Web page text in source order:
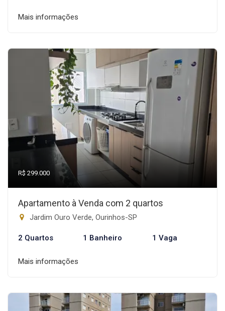
Mais informações
R$ 299.000
Apartamento à Venda com 2 quartos
Jardim Ouro Verde, Ourinhos-SP
2 Quartos 1 Banheiro 1 Vaga
Mais informações